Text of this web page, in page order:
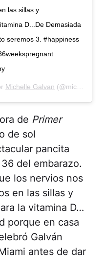
las sillas y
D...De Demasiada
seremos 3. #happiness
Michelle Galvan (@michellegalvantv) el
de Primer
de sol
pancita
del embarazo.
los nervios nos
en las sillas y
la vitamina D…
porque en casa
Galván
antes de dar